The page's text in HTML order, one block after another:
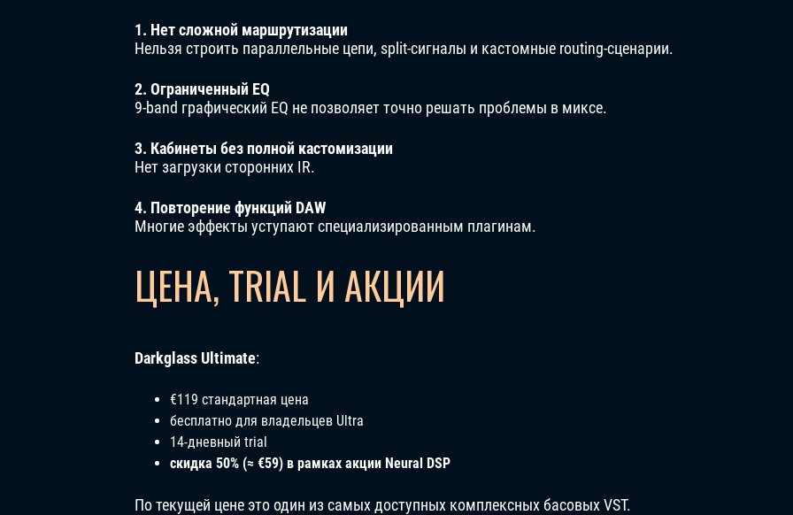
1. Нет сложной маршрутизации
Нельзя строить параллельные цепи, split-сигналы и кастомные routing-сценарии.
2. Ограниченный EQ
9-band графический EQ не позволяет точно решать проблемы в миксе.
3. Кабинеты без полной кастомизации
Нет загрузки сторонних IR.
4. Повторение функций DAW
Многие эффекты уступают специализированным плагинам.
ЦЕНА, TRIAL И АКЦИИ
Darkglass Ultimate:
€119 стандартная цена
бесплатно для владельцев Ultra
14-дневный trial
скидка 50% (≈ €59) в рамках акции Neural DSP
По текущей цене это один из самых доступных комплексных басовых VST.